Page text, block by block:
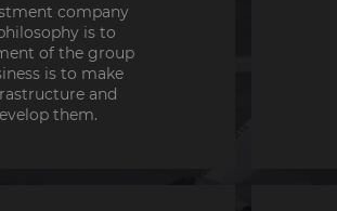
company
is to
of the group
is to make
and
them.